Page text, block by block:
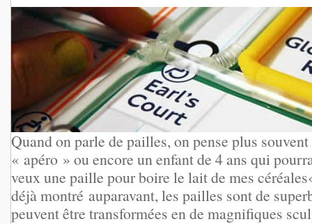
Quand on parle de pailles, on pense plus
« apéro » ou encore un enfant de 4 ans qui
veux une paille pour boire le lait de mes
déjà montré auparavant, les pailles sont de
peuvent être transformées en de magnifiques